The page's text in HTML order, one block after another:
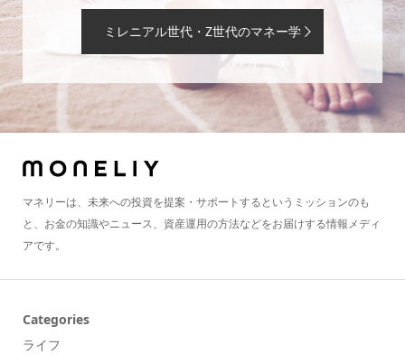
ミレニアル世代・Z世代のマネー学
マネリーは、未来への投資を提案・サポートするというミッションのも
と、お金の知識やニュース、資産運用の方法などをお届けする情報メディ
アです。
Categories
ライフ